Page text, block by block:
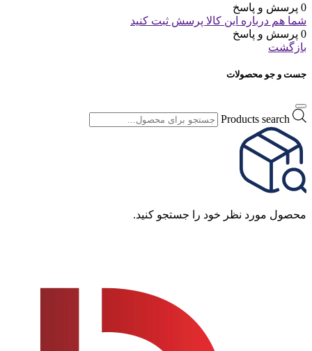
0 پرسش و پاسخ
شما هم درباره این کالا پرسش ثبت کنید
0 پرسش و پاسخ
بازگشت
جست و جو محصولات
Products search
محصول مورد نظر خود را جستجو کنید.